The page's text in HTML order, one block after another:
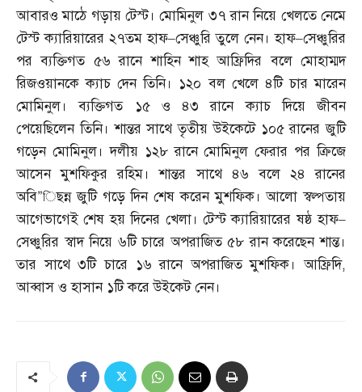
আবারও মাঠে গড়ায় টেস্ট। মোমিনুল ৩৭ রান নিয়ে খেলতে নেমে
টেস্ট ক্যারিয়ারের ২৭তম হাফ–সেঞ্চুরি তুলে নেন। হাফ–সেঞ্চুরির
পর ব্যক্তিগত ৫৬ রানে শাহিন শাহ আফ্রিদির বলে মোহাম্মদ
রিজওয়ানকে ক্যাচ দেন তিনি। ১২০ বল খেলে ৪টি চার মারেন
মোমিনুল। ব্যক্তিগত ১৫ ও ৪৩ রানে ক্যাচ দিয়ে জীবন
পেয়েছিলেন তিনি। শান্তর সাথে তৃতীয় উইকেটে ১০৫ রানের জুটি
গড়েন মোমিনুল। দলীয় ১২৮ রানে মোমিনুল ফেরার পর ক্রিজে
আসেন মুশফিকুর রহিম। শান্তর সাথে ৪৬ বলে ২৪ রানের
অবি”িছন্ন জুটি গড়ে দিন শেষ করেন মুশফিক। আলো স্বল্পতায়
আগেভাগেই শেষ হয় দিনের খেলা। টেস্ট ক্যারিয়ারের ষষ্ঠ হাফ–
সেঞ্চুরির স্বাদ নিয়ে ৬টি চারে অপরাজিত ৫৮ রান করেছেন শান্ত।
তার সাথে ৩টি চারে ১৬ রানে অপরাজিত মুশফিক। আফ্রিদি,
আব্বাস ও হাসান ১টি করে উইকেট নেন।